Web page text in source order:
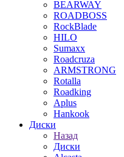
BEARWAY
ROADBOSS
RockBlade
HILO
Sumaxx
Roadcruza
ARMSTRONG
Rotalla
Roadking
Aplus
Hankook
Диски
Назад
Диски